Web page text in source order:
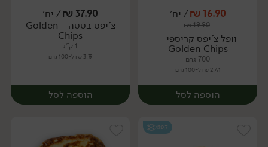
יח׳ יח׳
16.90
₪/ יח׳
19.90
₪
וופל צ'יפס קריספי -
Golden Chips
700 גרם
2.41 ₪ ל-100 גרם
הוספה לסל
37.90
₪/ יח׳
צ'יפס בטטה - Golden
Chips
1 ק"ג
3.79 ₪ ל-100 גרם
הוספה לסל
קפוא